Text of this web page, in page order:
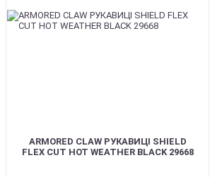
ARMORED CLAW РУКАВИЦІ SHIELD
FLEX CUT HOT WEATHER BLACK 29668